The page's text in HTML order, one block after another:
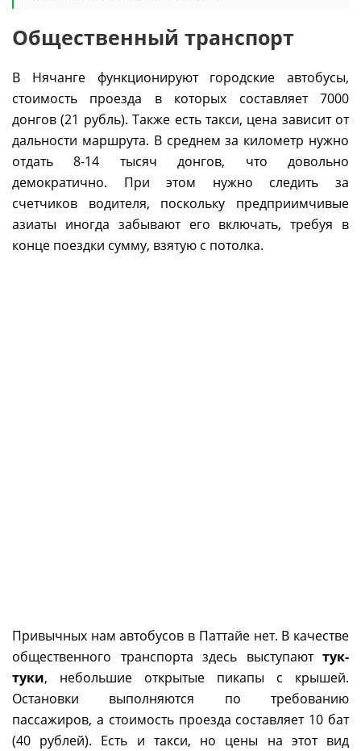
Общественный транспорт
В Нячанге функционируют городские автобусы,
стоимость проезда в которых составляет 7000
донгов (21 рубль). Также есть такси, цена зависит от
дальности маршрута. В среднем за километр нужно
отдать 8-14 тысяч донгов, что довольно
демократично. При этом нужно следить за
счетчиков водителя, поскольку предприимчивые
азиаты иногда забывают его включать, требуя в
конце поездки сумму, взятую с потолка.
Привычных нам автобусов в Паттайе нет. В качестве
общественного транспорта здесь выступают тук-
туки, небольшие открытые пикапы с крышей.
Остановки выполняются по требованию
пассажиров, а стоимость проезда составляет 10 бат
(40 рублей). Есть и такси, но цены на этот вид